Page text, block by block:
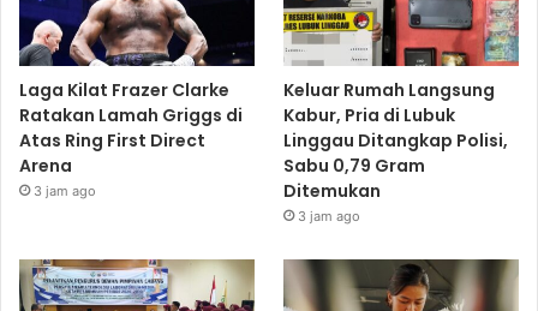
Laga Kilat Frazer Clarke
Ratakan Lamah Griggs di
Atas Ring First Direct
Arena
3 jam ago
Keluar Rumah Langsung
Kabur, Pria di Lubuk
Linggau Ditangkap Polisi,
Sabu 0,79 Gram
Ditemukan
3 jam ago